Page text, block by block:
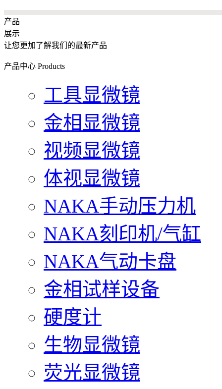
产品
展示
让您更加了解我们的最新产品
产品中心 Products
工具显微镜
金相显微镜
视频显微镜
体视显微镜
NAKA手动压力机
NAKA刻印机/气缸
NAKA气动卡盘
金相试样设备
硬度计
生物显微镜
荧光显微镜